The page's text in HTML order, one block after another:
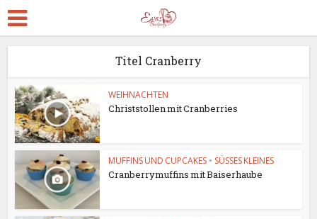
Titel Cranberry
WEIHNACHTEN
Christstollen mit Cranberries
MUFFINS UND CUPCAKES • SÜSSES KLEINES
Cranberrymuffins mit Baiserhaube